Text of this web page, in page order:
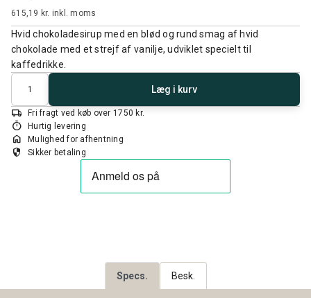
615,19 kr. inkl. moms
Hvid chokoladesirup med en blød og rund smag af hvid
chokolade med et strejf af vanilje, udviklet specielt til
kaffedrikke.
Antal
Læg i kurv
local_shipping Fri fragt ved køb over 1750 kr.
timer Hurtig levering
home Mulighed for afhentning
security Sikker betaling
Specs. Besk.